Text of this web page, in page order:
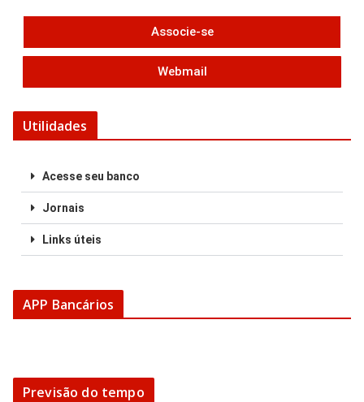
Associe-se
Webmail
Utilidades
Acesse seu banco
Jornais
Links úteis
APP Bancários
Previsão do tempo